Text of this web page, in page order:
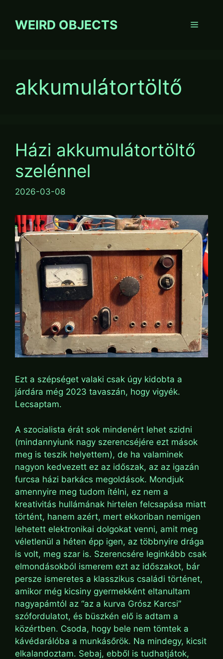
contentWEIRD OBJECTS Menu
akkumulátortöltő
Házi akkumulátortöltő
szelénnel
2026-03-08
Ezt a szépséget valaki csak úgy kidobta a
járdára még 2023 tavaszán, hogy vigyék.
Lecsaptam.
A szocialista érát sok mindenért lehet szidni
(mindannyiunk nagy szerencséjére ezt mások
meg is teszik helyettem), de ha valaminek
nagyon kedvezett ez az időszak, az az igazán
furcsa házi barkács megoldások. Mondjuk
amennyire meg tudom ítélni, ez nem a
kreativitás hullámának hirtelen felcsapása miatt
történt, hanem azért, mert ekkoriban nemigen
lehetett elektronikai dolgokat venni, amit meg
véletlenül a héten épp igen, az többnyire drága
is volt, meg szar is. Szerencsére leginkább csak
elmondásokból ismerem ezt az időszakot, bár
persze ismeretes a klasszikus családi történet,
amikor még kicsiny gyermekként eltanultam
nagyapámtól az “az a kurva Grósz Karcsi”
szófordulatot, és büszkén elő is adtam a
közértben. Csoda, hogy bele nem tömtek a
kávédarálóba a munkásőrök. Na mindegy, kicsit
elkalandoztam. Sebaj, ebből is tudhatjátok,